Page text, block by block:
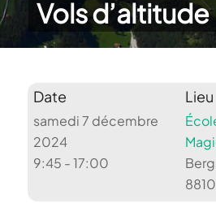
Vols d’altitude
Date
samedi 7 décembre
2024
9:45 - 17:00
Lieu